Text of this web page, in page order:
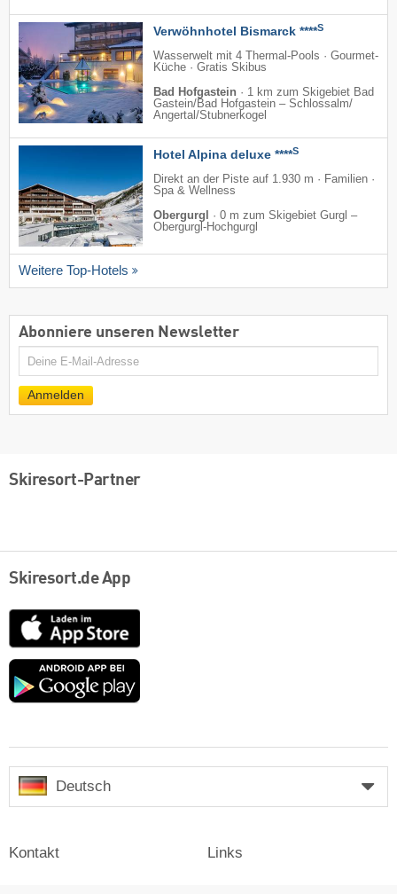
Verwöhnhotel Bismarck ****S
Wasserwelt mit 4 Thermal-Pools · Gourmet-
Küche · Gratis Skibus
Bad Hofgastein · 1 km zum Skigebiet Bad
Gastein/​Bad Hofgastein – Schlossalm/​
Angertal/​Stubnerkogel
Hotel Alpina deluxe ****S
Direkt an der Piste auf 1.930 m · Familien ·
Spa & Wellness
Obergurgl
· 0 m zum Skigebiet Gurgl –
Obergurgl-Hochgurgl
Weitere Top-Hotels
Abonniere unseren Newsletter
E-
Anmelden
Skiresort-Partner
Skiresort.de App
App
Store
Google
Deutsch
Kontakt Links